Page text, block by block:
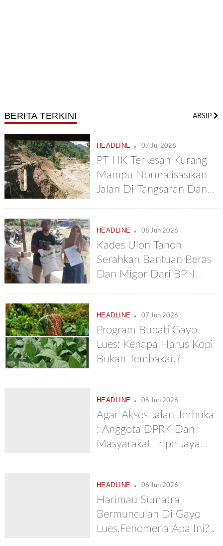
ARSIP
BERITA TERKINI
HEADLINE . 07 Jul 2026
PT HK Terkesan Kurang
Mampu Normalisasikan
Jalan Di Tangsaran Dan
HEADLINE . 08 Jun 2026
Kades Ulon Tanoh
Serahkan Bantuan Beras
Dan Migor Dari BPN
HEADLINE . 07 Jun 2026
Program Bupati Gayo
Lues: Kenapa Harus Kopi
Bukan Tembakau?
HEADLINE . 06 Jun 2026
Agar Akses Jalan Terbuka
: Anggota DPRK Dan
Masyarakat Tripe Jaya
HEADLINE . 06 Jun 2026
Harimau Sumatra
Bermunculan Di Gayo
Lues,Fenomena Apa Ini? .